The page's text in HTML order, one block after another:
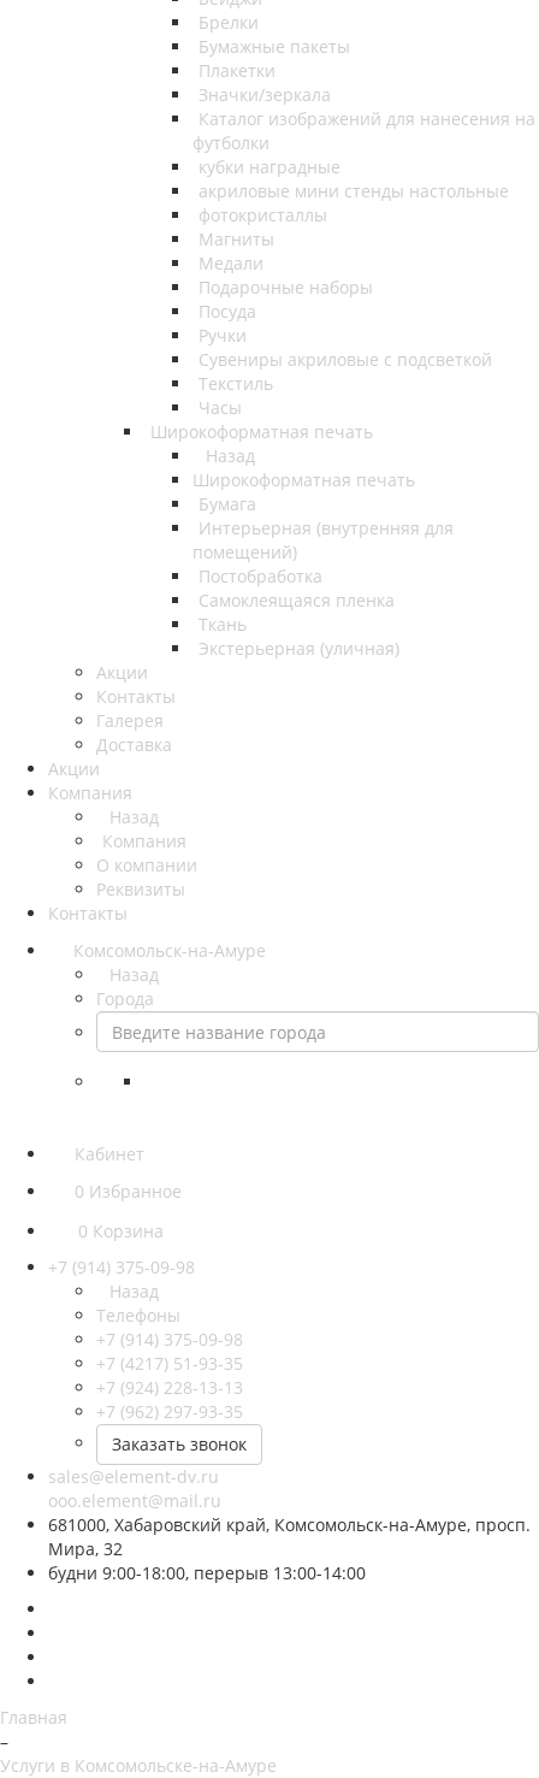
Брелки
Бумажные пакеты
Плакетки
Значки/зеркала
Каталог изображений для нанесения на
футболки
кубки наградные
акриловые мини стенды настольные
фотокристаллы
Магниты
Медали
Подарочные наборы
Посуда
Ручки
Сувениры акриловые с подсветкой
Текстиль
Часы
Широкоформатная печать
Назад
Широкоформатная печать
Бумага
Интерьерная (внутренняя для
помещений)
Постобработка
Самоклеящаяся пленка
Ткань
Экстерьерная (уличная)
Акции
Контакты
Галерея
Доставка
Акции
Компания
Назад
Компания
О компании
Реквизиты
Контакты
Комсомольск-на-Амуре
Назад
Города
Кабинет
0 Избранное
0 Корзина
+7 (914) 375-09-98
Назад
Телефоны
+7 (914) 375-09-98
+7 (4217) 51-93-35
+7 (924) 228-13-13
+7 (962) 297-93-35
Заказать звонок
sales@element-dv.ru
ooo.element@mail.ru
681000, Хабаровский край, Комсомольск-на-Амуре, просп.
Мира, 32
будни 9:00-18:00, перерыв 13:00-14:00
Главная
–
Услуги в Комсомольске-на-Амуре